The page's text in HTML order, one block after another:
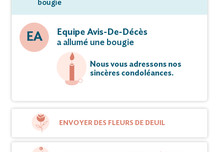
bougie
EA
Equipe Avis-De-Décès
a allumé une bougie
Nous vous adressons nos
sincères condoléances.
ENVOYER DES FLEURS DE DEUIL